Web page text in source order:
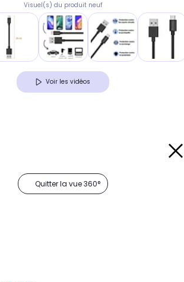
Visuel(s) du produit neuf
Voir les vidéos
Quitter la vue 360°